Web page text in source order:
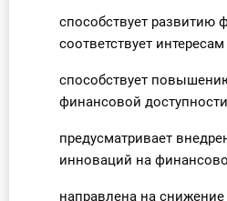
способствует развитию
соответствует
способствует
финансовой
предусматривает
инноваций на
направлена на